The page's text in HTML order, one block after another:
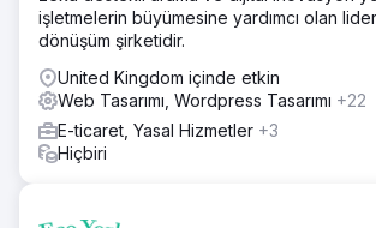
işletmelerin büyümesine yardımcı olan
dönüşüm şirketidir.
United Kingdom içinde etkin
Web Tasarımı, Wordpress Tasarımı +22
E-ticaret, Yasal Hizmetler +3
Hiçbiri